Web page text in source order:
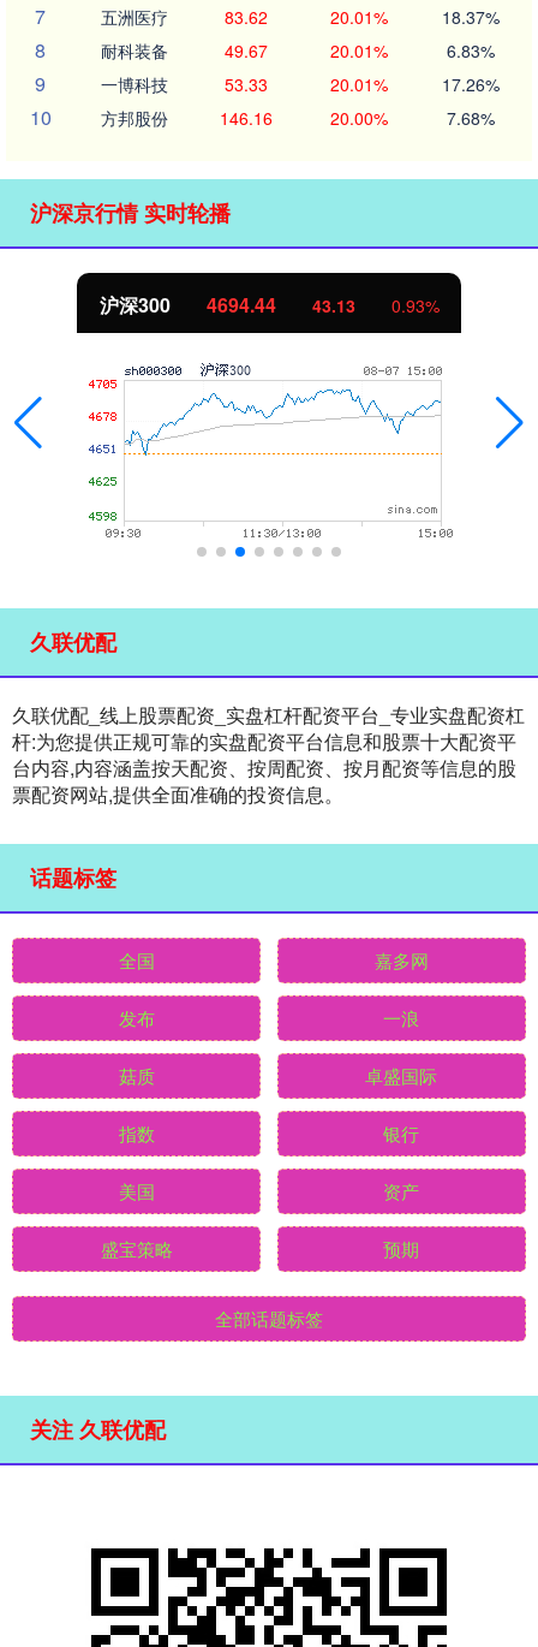
7 五洲医疗 83.62 20.01% 18.37%
8 耐科装备 49.67 20.01% 6.83%
9 一博科技 53.33 20.01% 17.26%
10 方邦股份 146.16 20.00% 7.68%
沪深京行情 实时轮播
沪深300 4694.44 43.13 0.93%
久联优配
久联优配_线上股票配资_实盘杠杆配资平台_专业实盘配资杠
杆:为您提供正规可靠的实盘配资平台信息和股票十大配资平
台内容,内容涵盖按天配资、按周配资、按月配资等信息的股
票配资网站,提供全面准确的投资信息。
话题标签
全国 嘉多网
发布 一浪
菇质 卓盛国际
指数 银行
美国 资产
盛宝策略 预期
全部话题标签
关注 久联优配